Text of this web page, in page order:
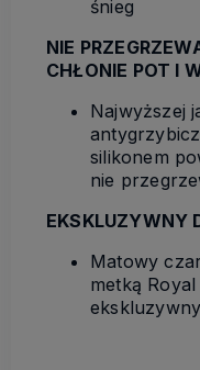
śnieg
NIE
CHŁONIE POT I
Najwyższej
silikonem
nie
EKSKLUZYWNY
Matowy
metką